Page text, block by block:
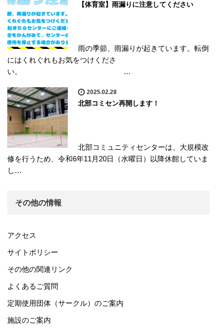
【体育室】雨漏りに注意してください
雨の季節、雨漏りが起きています。転倒
にはくれぐれもお気をつけくださ
い。 …
2025.02.28
北部コミセン再開します！
北部コミュニティセンターは、大規模改
修を行うため、令和6年11月20日（水曜日）以降休館していま
し…
その他の情報
アクセス
サイトポリシー
その他の関連リンク
よくあるご質問
定期使用団体（サークル）のご案内
施設のご案内